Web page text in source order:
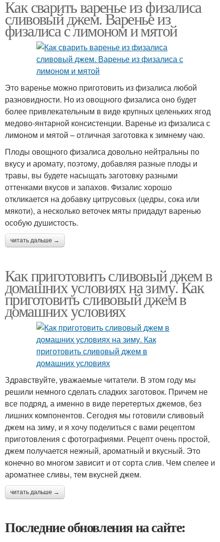
Как сварить варенье из физалиса
сливовый джем. Варенье из
физалиса с лимоном и мятой
Это варенье можно приготовить из физалиса любой
разновидности. Но из овощного физалиса оно будет
более привлекательным в виде крупных целеньких ягод
медово-янтарной консистенции. Варенье из физалиса с
лимоном и мятой – отличная заготовка к зимнему чаю.
Плоды овощного физалиса довольно нейтральны по
вкусу и аромату, поэтому, добавляя разные плоды и
травы, вы будете насыщать заготовку разными
оттенками вкусов и запахов. Физалис хорошо
откликается на добавку цитрусовых (цедры, сока или
мякоти), а несколько веточек мяты придадут варенью
особую душистость.
читать дальше →
Как приготовить сливовый джем в
домашних условиях на зиму. Как
приготовить сливовый джем в
домашних условиях
Здравствуйте, уважаемые читатели. В этом году мы
решили немного сделать сладких заготовок. Причем не
все подряд, а именно в виде перетертых джемов, без
лишних компонентов. Сегодня мы готовили сливовый
джем на зиму, и я хочу поделиться с вами рецептом
приготовления с фотографиями. Рецепт очень простой,
джем получается нежный, ароматный и вкусный. Это
конечно во многом зависит и от сорта слив. Чем спелее и
ароматнее сливы, тем вкусней джем.
читать дальше →
Последние обновления на сайте: